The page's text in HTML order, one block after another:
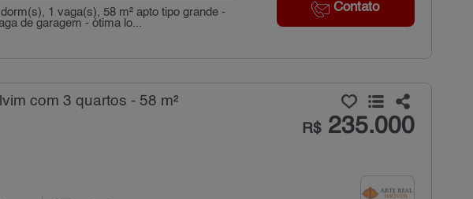
Contato
1 vaga(s), 58 m² apto tipo grande -
de garagem - ótima lo...
com 3 quartos - 58 m²
R$235.000